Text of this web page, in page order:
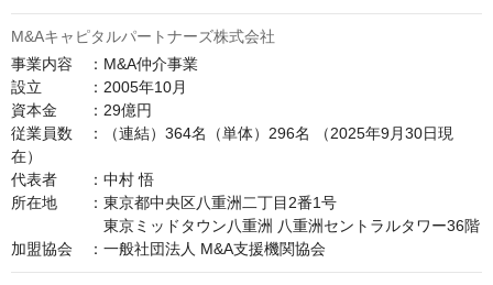
M&Aキャピタルパートナーズ株式会社
事業内容　：M&A仲介事業
設立　　　：2005年10月
資本金　　：29億円
従業員数　：（連結）364名（単体）296名 （2025年9月30日現
在）
代表者　　：中村 悟
所在地　　：東京都中央区八重洲二丁目2番1号
東京ミッドタウン八重洲 八重洲セントラルタワー36階
加盟協会　：一般社団法人 M&A支援機関協会